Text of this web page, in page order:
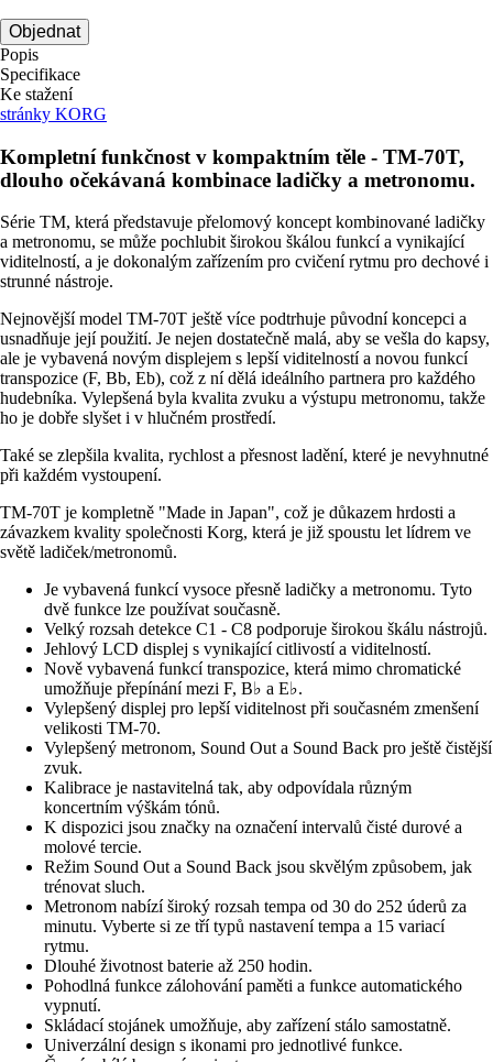
Objednat
Popis
Specifikace
Ke stažení
stránky KORG
Kompletní funkčnost v kompaktním těle - TM-70T,
dlouho očekávaná kombinace ladičky a metronomu.
Série TM, která představuje přelomový koncept kombinované ladičky
a metronomu, se může pochlubit širokou škálou funkcí a vynikající
viditelností, a je dokonalým zařízením pro cvičení rytmu pro dechové i
strunné nástroje.
Nejnovější model TM-70T ještě více podtrhuje původní koncepci a
usnadňuje její použití. Je nejen dostatečně malá, aby se vešla do kapsy,
ale je vybavená novým displejem s lepší viditelností a novou funkcí
transpozice (F, Bb, Eb), což z ní dělá ideálního partnera pro každého
hudebníka. Vylepšená byla kvalita zvuku a výstupu metronomu, takže
ho je dobře slyšet i v hlučném prostředí.
Také se zlepšila kvalita, rychlost a přesnost ladění, které je nevyhnutné
při každém vystoupení.
TM-70T je kompletně "Made in Japan", což je důkazem hrdosti a
závazkem kvality společnosti Korg, která je již spoustu let lídrem ve
světě ladiček/metronomů.
Je vybavená funkcí vysoce přesně ladičky a metronomu. Tyto
dvě funkce lze používat současně.
Velký rozsah detekce C1 - C8 podporuje širokou škálu nástrojů.
Jehlový LCD displej s vynikající citlivostí a viditelností.
Nově vybavená funkcí transpozice, která mimo chromatické
umožňuje přepínání mezi F, B♭ a E♭.
Vylepšený displej pro lepší viditelnost při současném zmenšení
velikosti TM-70.
Vylepšený metronom, Sound Out a Sound Back pro ještě čistější
zvuk.
Kalibrace je nastavitelná tak, aby odpovídala různým
koncertním výškám tónů.
K dispozici jsou značky na označení intervalů čisté durové a
molové tercie.
Režim Sound Out a Sound Back jsou skvělým způsobem, jak
trénovat sluch.
Metronom nabízí široký rozsah tempa od 30 do 252 úderů za
minutu. Vyberte si ze tří typů nastavení tempa a 15 variací
rytmu.
Dlouhé životnost baterie až 250 hodin.
Pohodlná funkce zálohování paměti a funkce automatického
vypnutí.
Skládací stojánek umožňuje, aby zařízení stálo samostatně.
Univerzální design s ikonami pro jednotlivé funkce.